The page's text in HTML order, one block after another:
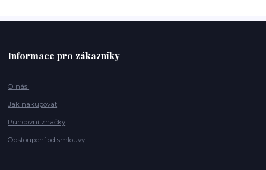
Informace pro zákazníky
O nás
Jak nakupovat
Puncovní značky
Odstoupení od smlouvy